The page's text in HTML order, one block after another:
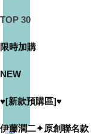
TOP 30
限時加購
NEW
♥[新款預購區]♥
伊藤潤二✦原創聯名款